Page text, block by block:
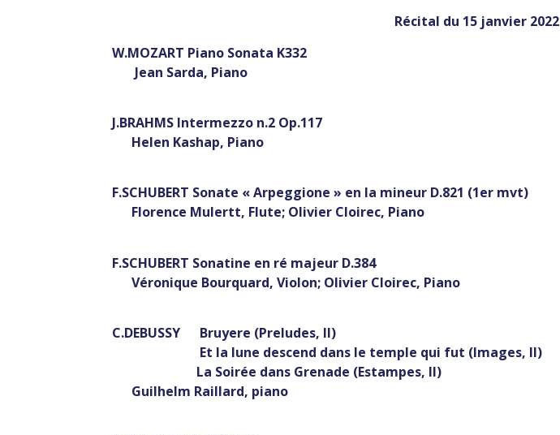
Récital du 15 janvier 2022
W.MOZART Piano Sonata K332
Jean Sarda, Piano
J.BRAHMS Intermezzo n.2 Op.117
Helen Kashap, Piano
F.SCHUBERT Sonate « Arpeggione » en la mineur D.821 (1er mvt)
Florence Mulertt, Flute; Olivier Cloirec, Piano
F.SCHUBERT Sonatine en ré majeur D.384
Véronique Bourquard, Violon; Olivier Cloirec, Piano
C.DEBUSSY Bruyere (Preludes, II)
Et la lune descend dans le temple qui fut (Images, II)
La Soirée dans Grenade (Estampes, II)
Guilhelm Raillard, piano